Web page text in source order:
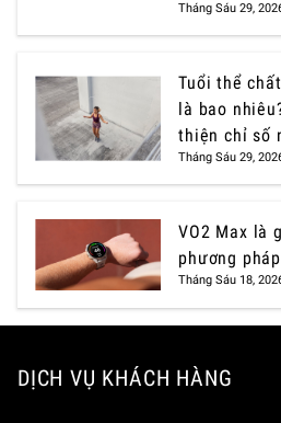
Tháng Sáu 29,
Tuổi thể
là bao
thiện chỉ số
Tháng Sáu 29,
VO2 Max là
phương
Tháng Sáu 18,
DỊCH VỤ KHÁCH HÀNG